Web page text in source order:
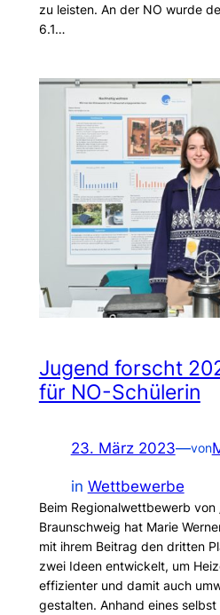
zu leisten. An der NO wurde
6.1…
Jugend forscht
für NO-Schülerin
23. März 2023—von
in Wettbewerbe
Beim Regionalwettbewerb von
Braunschweig hat Marie
mit ihrem Beitrag den dritten
zwei Ideen entwickelt, um
effizienter und damit auch
gestalten. Anhand eines